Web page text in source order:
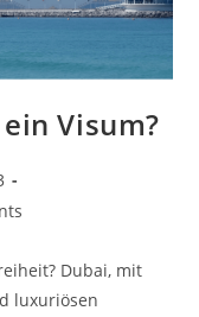
Visum?
Dubai, mit
luxuriösen